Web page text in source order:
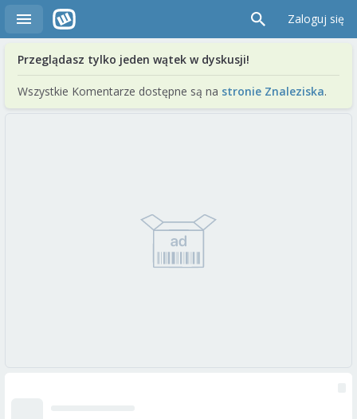
Zaloguj się
Przeglądasz tylko jeden wątek w dyskusji!
Wszystkie Komentarze dostępne są na stronie Znaleziska.